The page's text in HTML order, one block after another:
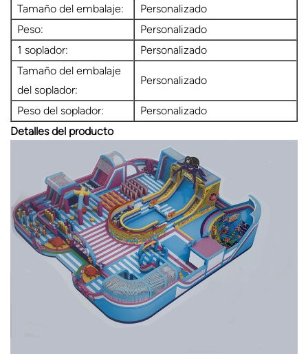
Tamaño del embalaje:
Personalizado
Peso:
Personalizado
1 soplador:
Personalizado
Tamaño del embalaje
del soplador:
Personalizado
Peso del soplador:
Personalizado
Detalles del producto